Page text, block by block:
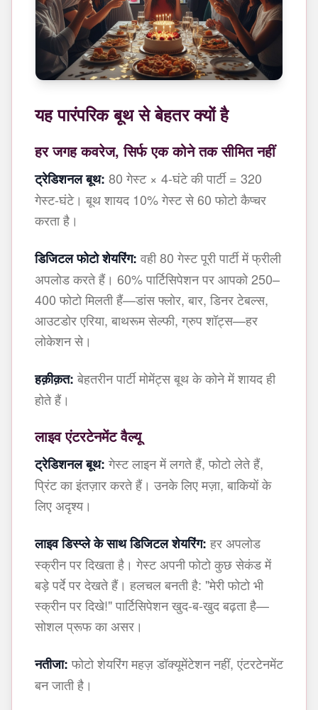
यह पारंपरिक बूथ से बेहतर क्यों है
हर जगह कवरेज, सिर्फ एक कोने तक सीमित नहीं
ट्रेडिशनल बूथ: 80 गेस्ट × 4-घंटे की पार्टी = 320
गेस्ट-घंटे। बूथ शायद 10% गेस्ट से 60 फोटो कैप्चर
करता है।
डिजिटल फोटो शेयरिंग:वही 80 गेस्ट पूरी पार्टी में फ्रीली
अपलोड करते हैं। 60% पार्टिसिपेशन पर आपको 250–
400 फोटो मिलती हैं—डांस फ्लोर, बार, डिनर टेबल्स,
आउटडोर एरिया, बाथरूम सेल्फी, ग्रुप शॉट्स—हर
लोकेशन से।
हक़ीक़त:बेहतरीन पार्टी मोमेंट्स बूथ के कोने में शायद ही
होते हैं।
लाइव एंटरटेनमेंट वैल्यू
ट्रेडिशनल बूथ:गेस्ट लाइन में लगते हैं, फोटो लेते हैं,
प्रिंट का इंतज़ार करते हैं। उनके लिए मज़ा, बाकियों के
लिए अदृश्य।
लाइव डिस्प्ले के साथ डिजिटल शेयरिंग:हर अपलोड
स्क्रीन पर दिखता है। गेस्ट अपनी फोटो कुछ सेकंड में
बड़े पर्दे पर देखते हैं। हलचल बनती है: "मेरी फोटो भी
स्क्रीन पर दिखे!" पार्टिसिपेशन खुद-ब-खुद बढ़ता है—
सोशल प्रूफ का असर।
नतीजा:फोटो शेयरिंग महज़ डॉक्यूमेंटेशन नहीं, एंटरटेनमेंट
बन जाती है।